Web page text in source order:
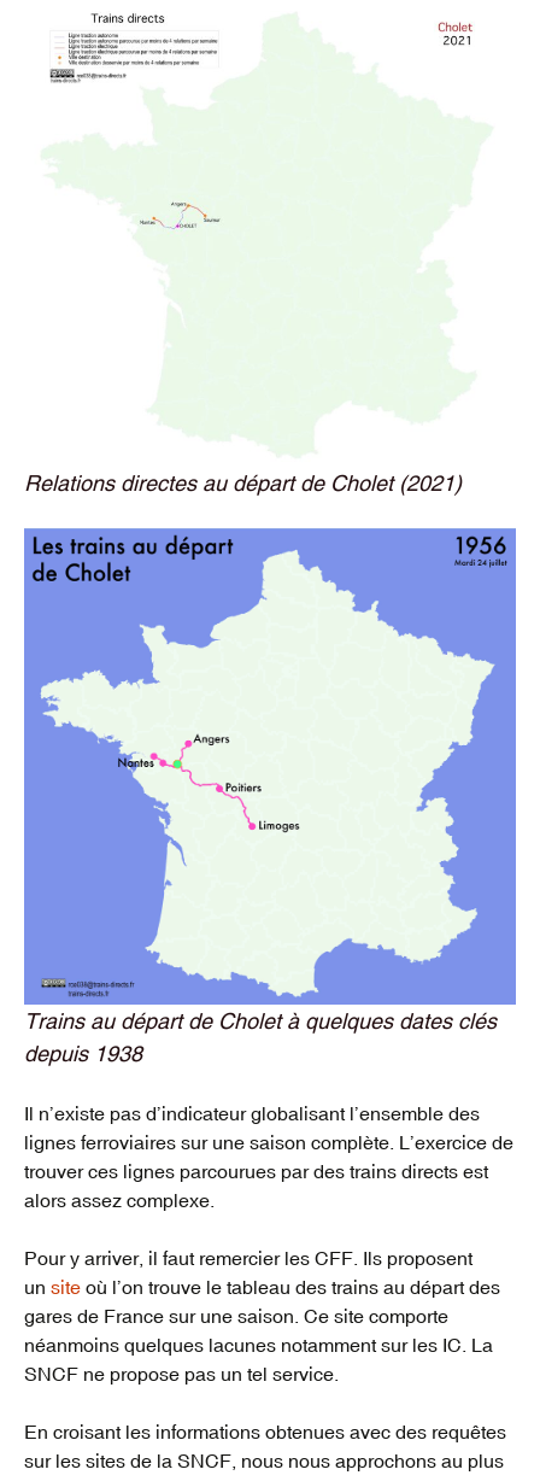
Relations directes au départ de Cholet (2021)
Trains au départ de Cholet à quelques dates clés
depuis 1938
Il n’existe pas d’indicateur globalisant l’ensemble des
lignes ferroviaires sur une saison complète. L’exercice de
trouver ces lignes parcourues par des trains directs est
alors assez complexe.
Pour y arriver, il faut remercier les CFF. Ils proposent
un site où l’on trouve le tableau des trains au départ des
gares de France sur une saison. Ce site comporte
néanmoins quelques lacunes notamment sur les IC. La
SNCF ne propose pas un tel service.
En croisant les informations obtenues avec des requêtes
sur les sites de la SNCF, nous nous approchons au plus